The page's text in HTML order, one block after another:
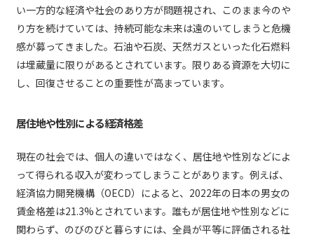
い一方的な経済や社会のあり方が問題視され、このまま今のや
り方を続けていては、持続可能な未来は遠のいてしまうと危機
感が募ってきました。石油や石炭、天然ガスといった化石燃料
は埋蔵量に限りがあるとされています。限りある資源を大切に
し、回復させることの重要性が高まっています。
居住地や性別による経済格差
現在の社会では、個人の違いではなく、居住地や性別などによ
って得られる収入が変わってしまうことがあります。例えば、
経済協力開発機構（OECD）によると、2022年の日本の男女の
賃金格差は21.3%とされています。誰もが居住地や性別などに
関わらず、のびのびと暮らすには、全員が平等に評価される社